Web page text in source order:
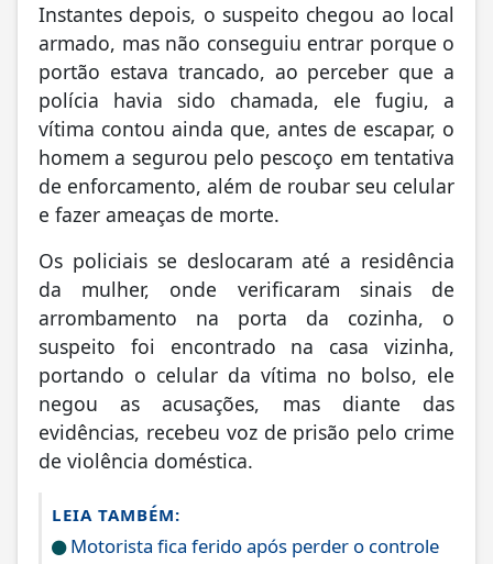
Instantes depois, o suspeito chegou ao local
armado, mas não conseguiu entrar porque o
portão estava trancado, ao perceber que a
polícia havia sido chamada, ele fugiu, a
vítima contou ainda que, antes de escapar, o
homem a segurou pelo pescoço em tentativa
de enforcamento, além de roubar seu celular
e fazer ameaças de morte.
Os policiais se deslocaram até a residência
da mulher, onde verificaram sinais de
arrombamento na porta da cozinha, o
suspeito foi encontrado na casa vizinha,
portando o celular da vítima no bolso, ele
negou as acusações, mas diante das
evidências, recebeu voz de prisão pelo crime
de violência doméstica.
LEIA TAMBÉM:
Motorista fica ferido após perder o controle